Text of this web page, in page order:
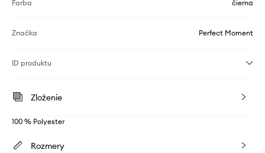
Farba čierna
Značka Perfect Moment
ID produktu
Zloženie
100 % Polyester
Rozmery